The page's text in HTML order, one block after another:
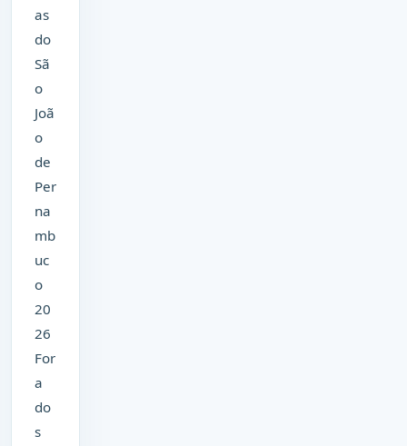
as
do
Sã
o
Joã
o
de
Per
na
mb
uc
o
20
26
For
a
do
s